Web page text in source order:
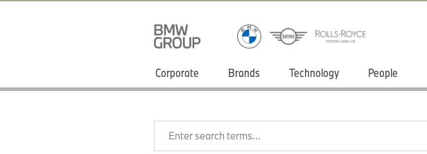
Corporate Brands Technology People
Enter search terms...